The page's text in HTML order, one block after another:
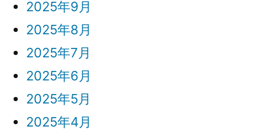
2025年9月
2025年8月
2025年7月
2025年6月
2025年5月
2025年4月